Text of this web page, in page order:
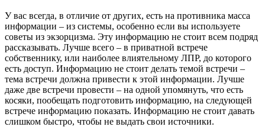
У вас всегда, в отличие от других, есть на противника масса
информации – из системы, особенно если вы используете
советы из экзорцизма. Эту информацию не стоит всем подряд
рассказывать. Лучше всего – в приватной встрече
собственнику, или наиболее влиятельному ЛПР, до которого
есть доступ. Информацию не стоит делать темой встречи –
тема встречи должна привести к этой информации. Лучше
даже две встречи провести – на одной упомянуть, что есть
косяки, пообещать подготовить информацию, на следующей
встрече информацию показать. Информацию не стоит давать
слишком быстро, чтобы не выдать свои источники.